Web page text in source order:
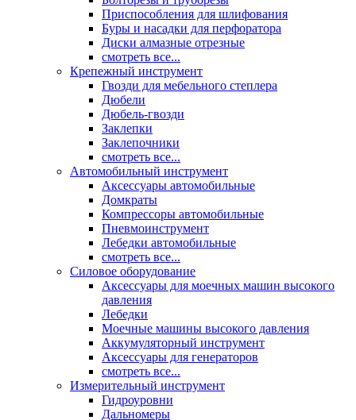
Приспособления для шлифования
Буры и насадки для перфоратора
Диски алмазные отрезные
смотреть все...
Крепежный инструмент
Гвозди для мебельного степлера
Дюбели
Дюбель-гвозди
Заклепки
Заклепочники
смотреть все...
Автомобильный инструмент
Аксессуары автомобильные
Домкраты
Компрессоры автомобильные
Пневмоинструмент
Лебедки автомобильные
смотреть все...
Силовое оборудование
Аксессуары для моечных машин высокого
давления
Лебедки
Моечные машины высокого давления
Аккумуляторный инструмент
Аксессуары для генераторов
смотреть все...
Измерительный инструмент
Гидроуровни
Дальномеры